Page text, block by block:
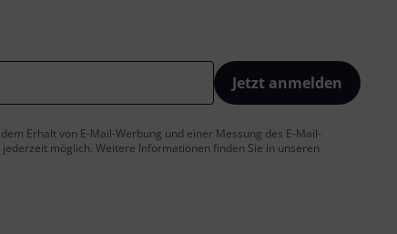
Jetzt anmelden
Erhalt von E-Mail-Werbung und einer Messung des E-Mail-
möglich. Weitere Informationen finden Sie in unseren